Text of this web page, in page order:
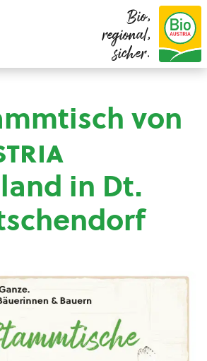
Bio,
regional,
sicher.
von
in Dt.